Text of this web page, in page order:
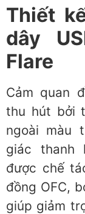
Thiết
dây
Flare
Cảm quan
thu hút bởi
ngoài màu
giác thanh
được chế
đồng OFC,
giúp giảm